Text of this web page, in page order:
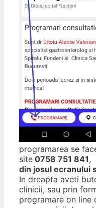
programarea se
site 0758 751 841,
din josul ecranului
In dreapta aveti
clinicii, sau prin
programare on line